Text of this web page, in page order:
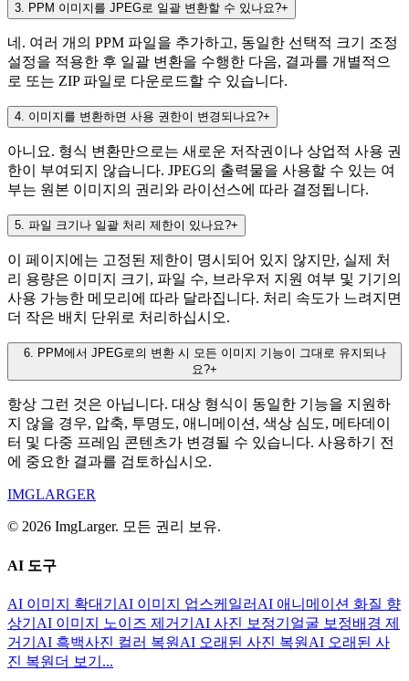
3. PPM 이미지를 JPEG로 일괄 변환할 수 있나요?+
네. 여러 개의 PPM 파일을 추가하고, 동일한 선택적 크기 조정
설정을 적용한 후 일괄 변환을 수행한 다음, 결과를 개별적으
로 또는 ZIP 파일로 다운로드할 수 있습니다.
4. 이미지를 변환하면 사용 권한이 변경되나요?+
아니요. 형식 변환만으로는 새로운 저작권이나 상업적 사용 권
한이 부여되지 않습니다. JPEG의 출력물을 사용할 수 있는 여
부는 원본 이미지의 권리와 라이선스에 따라 결정됩니다.
5. 파일 크기나 일괄 처리 제한이 있나요?+
이 페이지에는 고정된 제한이 명시되어 있지 않지만, 실제 처
리 용량은 이미지 크기, 파일 수, 브라우저 지원 여부 및 기기의
사용 가능한 메모리에 따라 달라집니다. 처리 속도가 느려지면
더 작은 배치 단위로 처리하십시오.
6. PPM에서 JPEG로의 변환 시 모든 이미지 기능이 그대로 유지되나
요?+
항상 그런 것은 아닙니다. 대상 형식이 동일한 기능을 지원하
지 않을 경우, 압축, 투명도, 애니메이션, 색상 심도, 메타데이
터 및 다중 프레임 콘텐츠가 변경될 수 있습니다. 사용하기 전
에 중요한 결과를 검토하십시오.
IMGLARGER
© 2026 ImgLarger. 모든 권리 보유.
AI 도구
AI 이미지 확대기 AI 이미지 업스케일러 AI 애니메이션 화질 향
상기 AI 이미지 노이즈 제거기 AI 사진 보정기 얼굴 보정배경 제
거기 AI 흑백사진 컬러 복원 AI 오래된 사진 복원 AI 오래된 사
진 복원 더 보기...